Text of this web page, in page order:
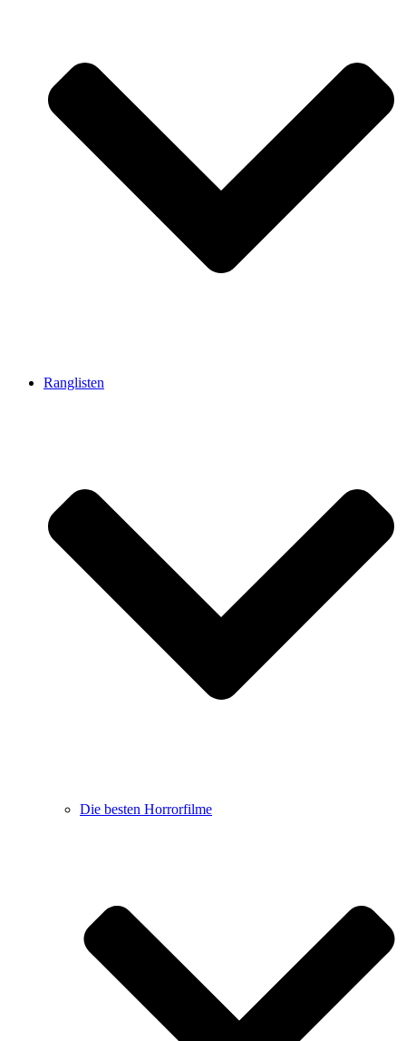
Ranglisten
Die besten Horrorfilme